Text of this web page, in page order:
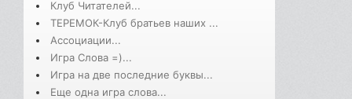
Клуб Читателей...
ТЕРЕМОК-Клуб братьев наших ...
Ассоциации...
Игра Слова =)...
Игра на две последние буквы...
Еще одна игра слова...